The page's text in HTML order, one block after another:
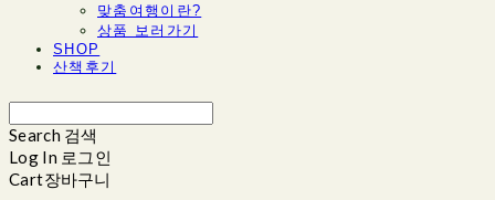
맞춤여행이란?
상품 보러가기
SHOP
산책후기
Search 검색
Log In 로그인
Cart장바구니